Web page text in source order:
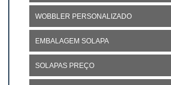
WOBBLER PERSONALIZADO
EMBALAGEM SOLAPA
SOLAPAS PREÇO